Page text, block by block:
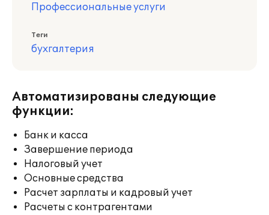
Профессиональные услуги
Теги
бухгалтерия
Автоматизированы следующие
функции:
Банк и касса
Завершение периода
Налоговый учет
Основные средства
Расчет зарплаты и кадровый учет
Расчеты с контрагентами